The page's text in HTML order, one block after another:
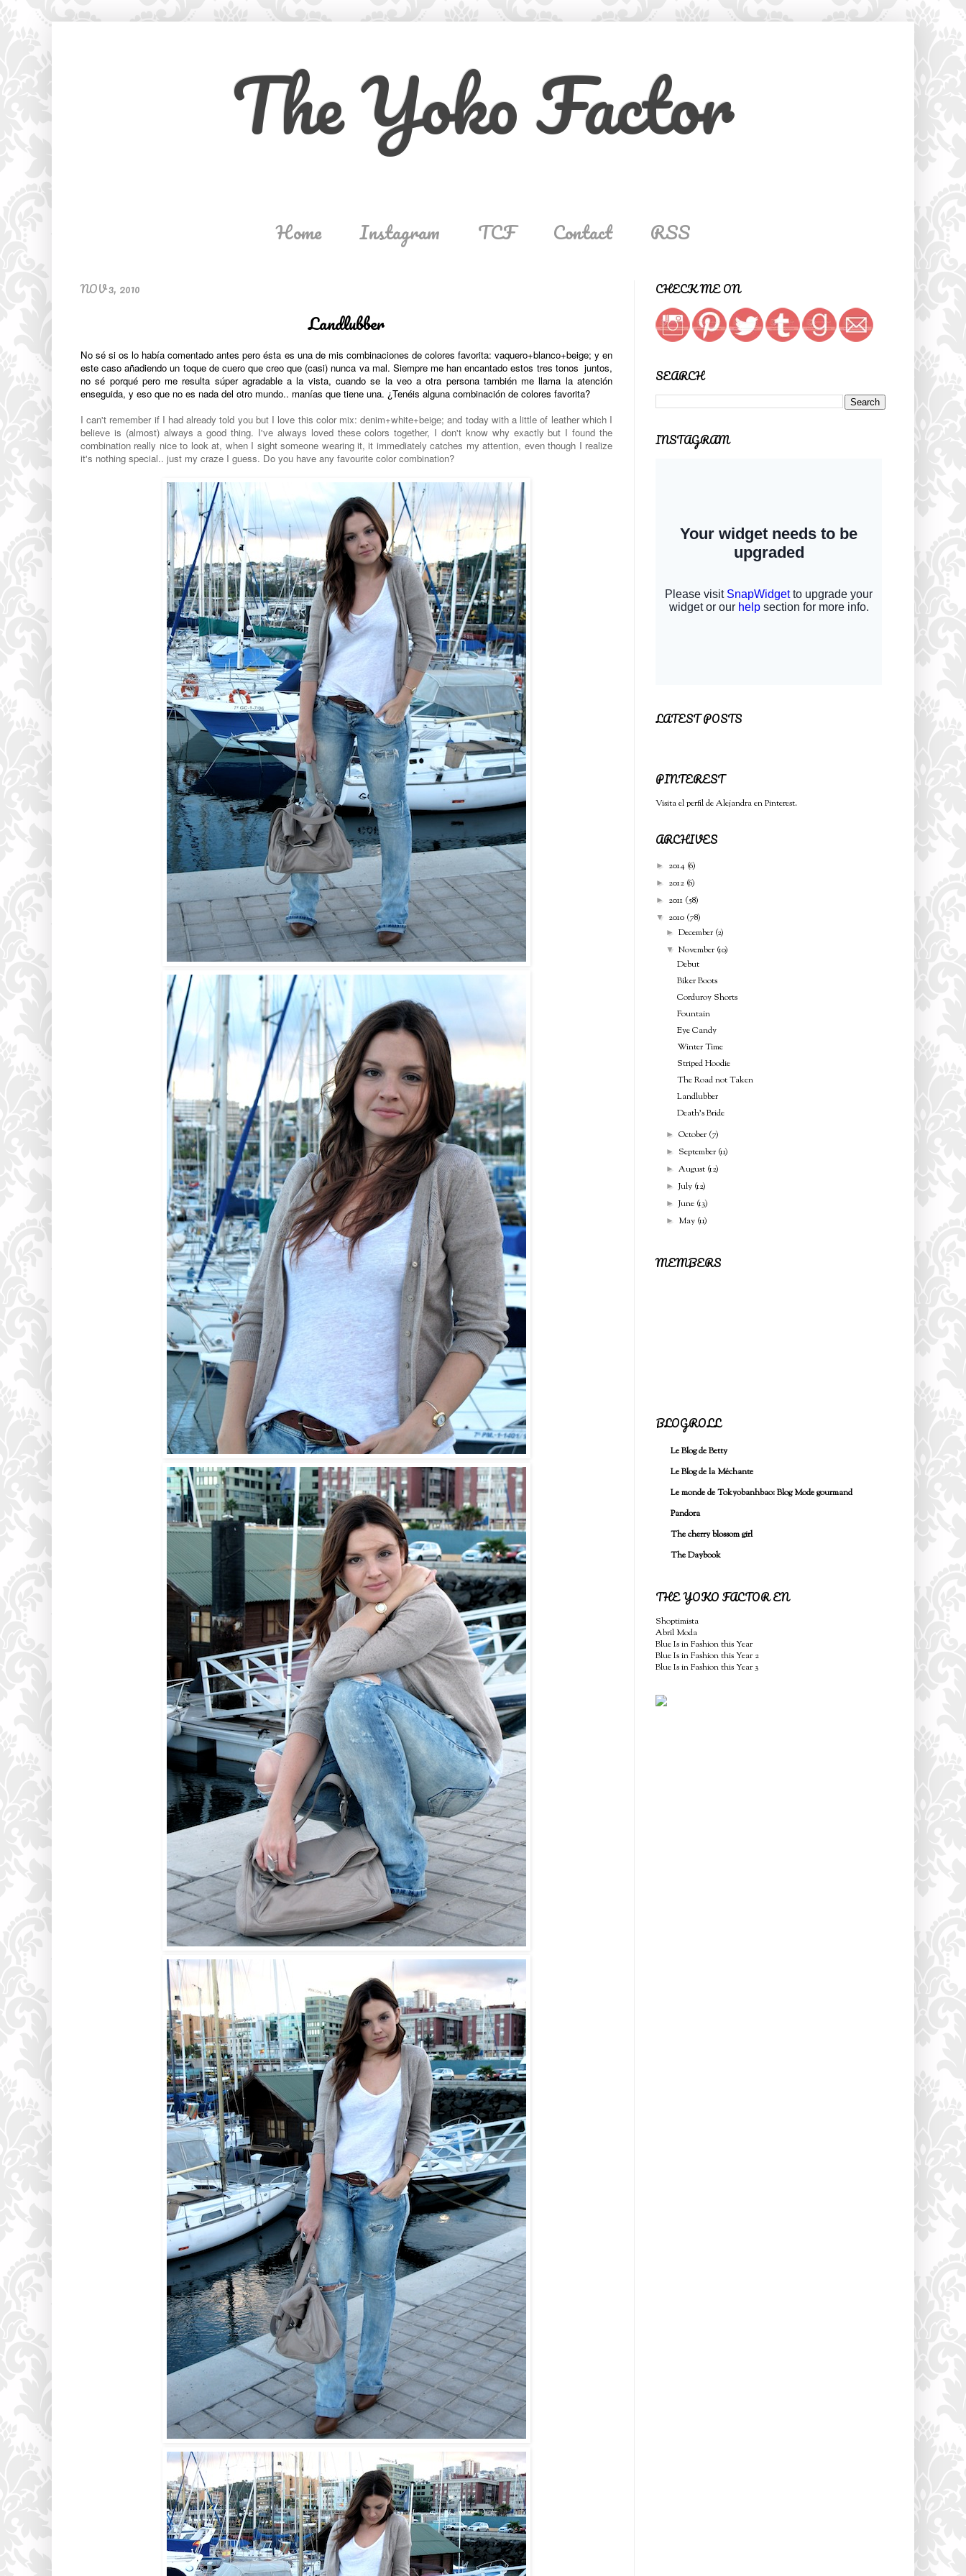
The Yoko Factor
Home Instagram TCF Contact RSS
NOV 3, 2010
Landlubber
No sé si os lo había comentado antes pero ésta es una de mis combinaciones de colores favorita: vaquero+blanco+beige; y en
este caso añadiendo un toque de cuero que creo que (casi) nunca va mal. Siempre me han encantado estos tres tonos juntos,
no sé porqué pero me resulta súper agradable a la vista, cuando se la veo a otra persona también me llama la atención
enseguida, y eso que no es nada del otro mundo.. manías que tiene una. ¿Tenéis alguna combinación de colores favorita?
I can't remember if I had already told you but I love this color mix: denim+white+beige; and today with a little of leather which I
believe is (almost) always a good thing. I've always loved these colors together, I don't know why exactly but I found the
combination really nice to look at, when I sight someone wearing it, it immediately catches my attention, even though I realize
it's nothing special.. just my craze I guess. Do you have any favourite color combination?
CHECK ME ON
SEARCH
INSTAGRAM
LATEST POSTS
PINTEREST
Visita el perfil de Alejandra en Pinterest.
ARCHIVES
► 2014 (6)
► 2012 (6)
► 2011 (58)
▼ 2010 (78)
►December (2)
▼November (10)
Debut
Biker Boots
Corduroy Shorts
Fountain
Eye Candy
Winter Time
Striped Hoodie
The Road not Taken
Landlubber
Death's Bride
►October (7)
► September (11)
► August (12)
►July (12)
►June (13)
► May (11)
MEMBERS
BLOGROLL
Le Blog de Betty
Le Blog de la Méchante
Le monde de Tokyobanhbao: Blog Mode gourmand
Pandora
The cherry blossom girl
The Daybook
THE YOKO FACTOR EN
Shoptimista
Abril Moda
Blue Is in Fashion this Year
Blue Is in Fashion this Year 2
Blue Is in Fashion this Year 3